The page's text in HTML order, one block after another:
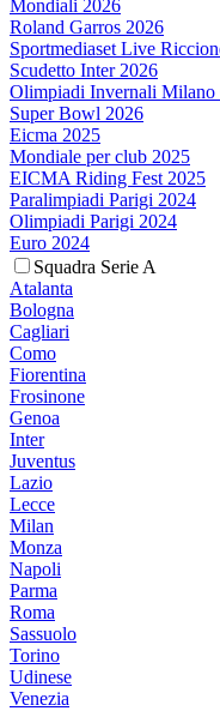
Mondiali 2026
Roland Garros 2026
Sportmediaset Live
Scudetto Inter 2026
Olimpiadi Invernali Milano
Super Bowl 2026
Eicma 2025
Mondiale per club 2025
EICMA Riding Fest 2025
Paralimpiadi Parigi 2024
Olimpiadi Parigi 2024
Euro 2024
Squadra Serie A
Atalanta
Bologna
Cagliari
Como
Fiorentina
Frosinone
Genoa
Inter
Juventus
Lazio
Lecce
Milan
Monza
Napoli
Parma
Roma
Sassuolo
Torino
Udinese
Venezia